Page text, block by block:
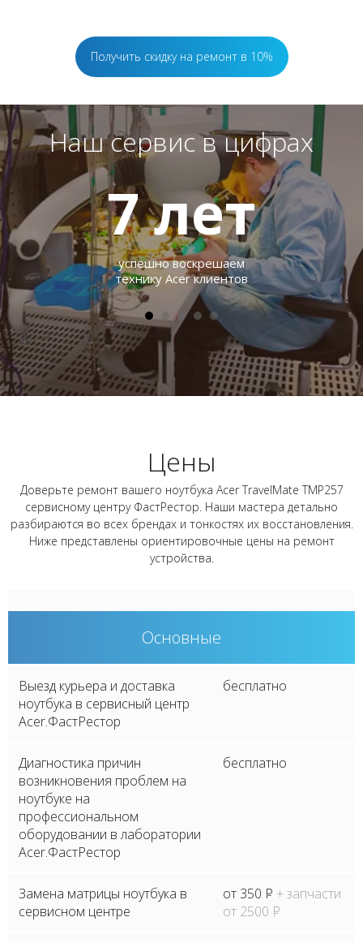
Получить скидку на ремонт в 10%
Наш сервис в цифрах
7лет
успешно воскрешаем
технику Acer клиентов
Цены
Доверьте ремонт вашего ноутбука Acer TravelMate TMP257
сервисному центру ФастРестор. Наши мастера детально
разбираются во всех брендах и тонкостях их восстановления.
Ниже представлены ориентировочные цены на ремонт
устройства.
Основные
Выезд курьера и доставка
ноутбука в сервисный центр
Acer.ФастРестор
бесплатно
Диагностика причин
возникновения проблем на
ноутбуке на
профессиональном
оборудовании в лаборатории
Acer.ФастРестор
бесплатно
Замена матрицы ноутбука в
сервисном центре
от 350 P + запчасти
от 2500 P